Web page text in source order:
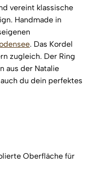
vereint klassische
Handmade in
. Das Kordel
zugleich. Der Ring
aus der Natalie
du dein perfektes
Oberfläche für